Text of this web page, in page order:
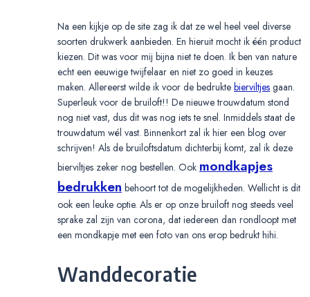
Na een kijkje op de site zag ik dat ze wel heel veel diverse
soorten drukwerk aanbieden. En hieruit mocht ik één product
kiezen. Dit was voor mij bijna niet te doen. Ik ben van nature
echt een eeuwige twijfelaar en niet zo goed in keuzes
maken. Allereerst wilde ik voor de bedrukte bierviltjes gaan.
Superleuk voor de bruiloft!! De nieuwe trouwdatum stond
nog niet vast, dus dit was nog iets te snel. Inmiddels staat de
trouwdatum wél vast. Binnenkort zal ik hier een blog over
schrijven! Als de bruiloftsdatum dichterbij komt, zal ik deze
bierviltjes zeker nog bestellen. Ook mondkapjes
bedrukken behoort tot de mogelijkheden. Wellicht is dit
ook een leuke optie. Als er op onze bruiloft nog steeds veel
sprake zal zijn van corona, dat iedereen dan rondloopt met
een mondkapje met een foto van ons erop bedrukt hihi.
Wanddecoratie